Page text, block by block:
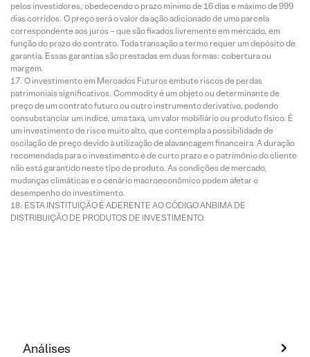
pelos investidores, obedecendo o prazo mínimo de 16 dias e máximo de 999
dias corridos. O preço será o valor da ação adicionado de uma parcela
correspondente aos juros – que são fixados livremente em mercado, em
função do prazo do contrato. Toda transação a termo requer um depósito de
garantia. Essas garantias são prestadas em duas formas: cobertura ou
margem.
O investimento em Mercados Futuros embute riscos de perdas
patrimoniais significativos. Commodity é um objeto ou determinante de
preço de um contrato futuro ou outro instrumento derivativo, podendo
consubstanciar um índice, uma taxa, um valor mobiliário ou produto físico. É
um investimento de risco muito alto, que contempla a possibilidade de
oscilação de preço devido à utilização de alavancagem financeira. A duração
recomendada para o investimento é de curto prazo e o patrimônio do cliente
não está garantido neste tipo de produto. As condições de mercado,
mudanças climáticas e o cenário macroeconômico podem afetar o
desempenho do investimento.
ESTA INSTITUIÇÃO É ADERENTE AO CÓDIGO ANBIMA DE
DISTRIBUIÇÃO DE PRODUTOS DE INVESTIMENTO.
Análises